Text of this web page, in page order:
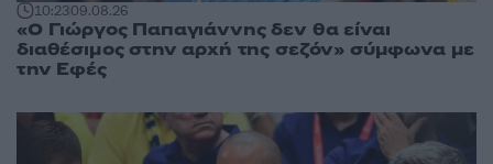
10:2309.08.26
«Ο Γιώργος Παπαγιάννης δεν θα είναι
διαθέσιμος στην αρχή της σεζόν» σύμφωνα με
την Εφές